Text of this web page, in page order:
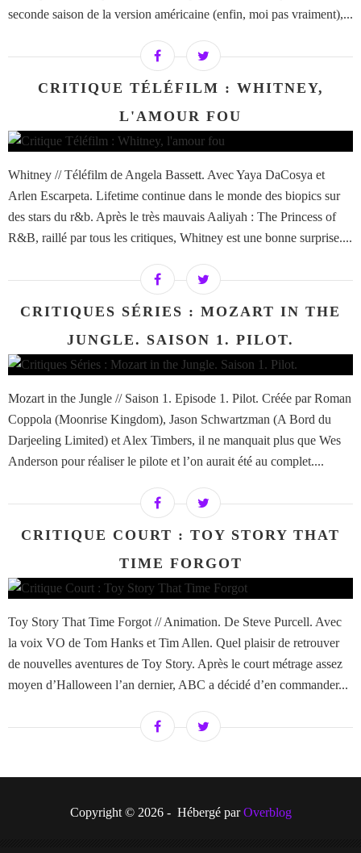
seconde saison de la version américaine (enfin, moi pas vraiment),...
CRITIQUE TÉLÉFILM : WHITNEY,
L'AMOUR FOU
Whitney // Téléfilm de Angela Bassett. Avec Yaya DaCosya et
Arlen Escarpeta. Lifetime continue dans le monde des biopics sur
des stars du r&b. Après le très mauvais Aaliyah : The Princess of
R&B, raillé par tous les critiques, Whitney est une bonne surprise....
CRITIQUES SÉRIES : MOZART IN THE
JUNGLE. SAISON 1. PILOT.
Mozart in the Jungle // Saison 1. Episode 1. Pilot. Créée par Roman
Coppola (Moonrise Kingdom), Jason Schwartzman (A Bord du
Darjeeling Limited) et Alex Timbers, il ne manquait plus que Wes
Anderson pour réaliser le pilote et l’on aurait été au complet....
CRITIQUE COURT : TOY STORY THAT
TIME FORGOT
Toy Story That Time Forgot // Animation. De Steve Purcell. Avec
la voix VO de Tom Hanks et Tim Allen. Quel plaisir de retrouver
de nouvelles aventures de Toy Story. Après le court métrage assez
moyen d’Halloween l’an dernier, ABC a décidé d’en commander...
Copyright © 2026 - Hébergé parOverblog